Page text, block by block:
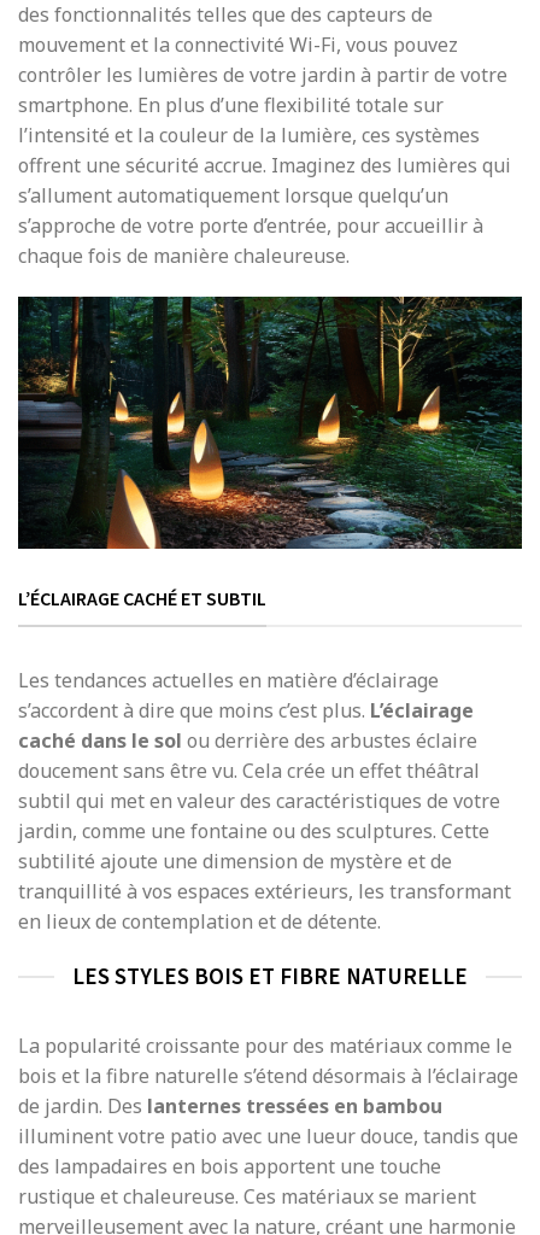
des fonctionnalités telles que des capteurs de
mouvement et la connectivité Wi-Fi, vous pouvez
contrôler les lumières de votre jardin à partir de votre
smartphone. En plus d’une flexibilité totale sur
l’intensité et la couleur de la lumière, ces systèmes
offrent une sécurité accrue. Imaginez des lumières qui
s’allument automatiquement lorsque quelqu’un
s’approche de votre porte d’entrée, pour accueillir à
chaque fois de manière chaleureuse.
L’ÉCLAIRAGE CACHÉ ET SUBTIL
Les tendances actuelles en matière d’éclairage
s’accordent à dire que moins c’est plus. L’éclairage
caché dans le sol ou derrière des arbustes éclaire
doucement sans être vu. Cela crée un effet théâtral
subtil qui met en valeur des caractéristiques de votre
jardin, comme une fontaine ou des sculptures. Cette
subtilité ajoute une dimension de mystère et de
tranquillité à vos espaces extérieurs, les transformant
en lieux de contemplation et de détente.
LES STYLES BOIS ET FIBRE NATURELLE
La popularité croissante pour des matériaux comme le
bois et la fibre naturelle s’étend désormais à l’éclairage
de jardin. Des lanternes tressées en bambou
illuminent votre patio avec une lueur douce, tandis que
des lampadaires en bois apportent une touche
rustique et chaleureuse. Ces matériaux se marient
merveilleusement avec la nature, créant une harmonie